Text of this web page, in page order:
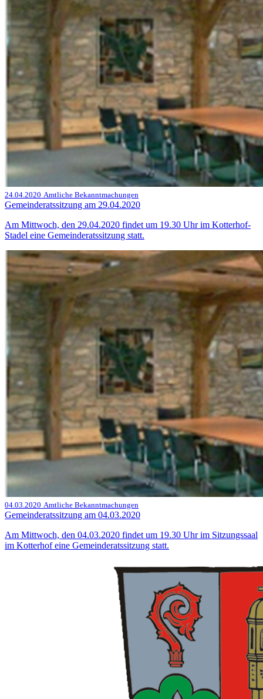
24.04.2020 Amtliche Bekanntmachungen
Gemeinderatssitzung am 29.04.2020
Am Mittwoch, den 29.04.2020 findet um 19.30 Uhr im Kotterhof-
Stadel eine Gemeinderatssitzung statt.
04.03.2020 Amtliche Bekanntmachungen
Gemeinderatssitzung am 04.03.2020
Am Mittwoch, den 04.03.2020 findet um 19.30 Uhr im Sitzungssaal
im Kotterhof eine Gemeinderatssitzung statt.